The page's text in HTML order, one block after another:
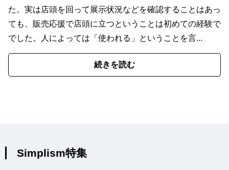
た。実は店頭を回って展示状況などを確認することはあっ
ても、販売応援で店頭に立つということは初めての経験で
でした。人によっては「使われる」ということを言...
続きを読む
Simplism特集